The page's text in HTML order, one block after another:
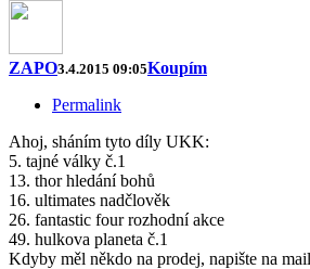
ZAPO3.4.2015 09:05Koupím
Permalink
Ahoj, sháním tyto díly UKK:
5. tajné války č.1
13. thor hledání bohů
16. ultimates nadčlověk
26. fantastic four rozhodní akce
49. hulkova planeta č.1
Kdyby měl někdo na prodej, napište na